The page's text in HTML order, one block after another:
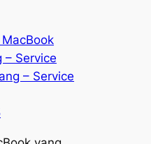
– Service
– Service